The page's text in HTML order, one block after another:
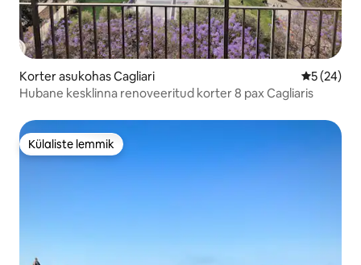
Korter asukohas Cagliari Keskmine
5 (24)
Hubane kesklinna renoveeritud korter 8 pax Cagliaris
Külaliste lemmik
Külaliste lemmik